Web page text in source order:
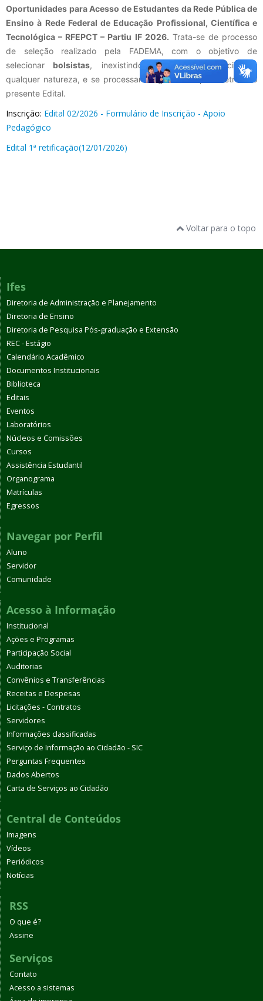
Oportunidades para Acesso de Estudantes da Rede Pública de
Ensino à Rede Federal de Educação Profissional, Científica e
Tecnológica – RFEPCT – Partiu IF 2026. Trata-se de processo
de seleção realizado pela FADEMA, com o objetivo de
selecionar bolsistas, inexistindo vínculo empregatício de
qualquer natureza, e se processará seguindo os parâmetros do
presente Edital.
Inscrição: Edital 02/2026 - Formulário de Inscrição - Apoio
Pedagógico
Edital 1ª retificação(12/01/2026)
Voltar para o topo
Ifes
Diretoria de Administração e Planejamento
Diretoria de Ensino
Diretoria de Pesquisa Pós-graduação e Extensão
REC - Estágio
Calendário Acadêmico
Documentos Institucionais
Biblioteca
Editais
Eventos
Laboratórios
Núcleos e Comissões
Cursos
Assistência Estudantil
Organograma
Matrículas
Egressos
Navegar por Perfil
Aluno
Servidor
Comunidade
Acesso à Informação
Institucional
Ações e Programas
Participação Social
Auditorias
Convênios e Transferências
Receitas e Despesas
Licitações - Contratos
Servidores
Informações classificadas
Serviço de Informação ao Cidadão - SIC
Perguntas Frequentes
Dados Abertos
Carta de Serviços ao Cidadão
Central de Conteúdos
Imagens
Vídeos
Periódicos
Notícias
RSS
O que é?
Assine
Serviços
Contato
Acesso a sistemas